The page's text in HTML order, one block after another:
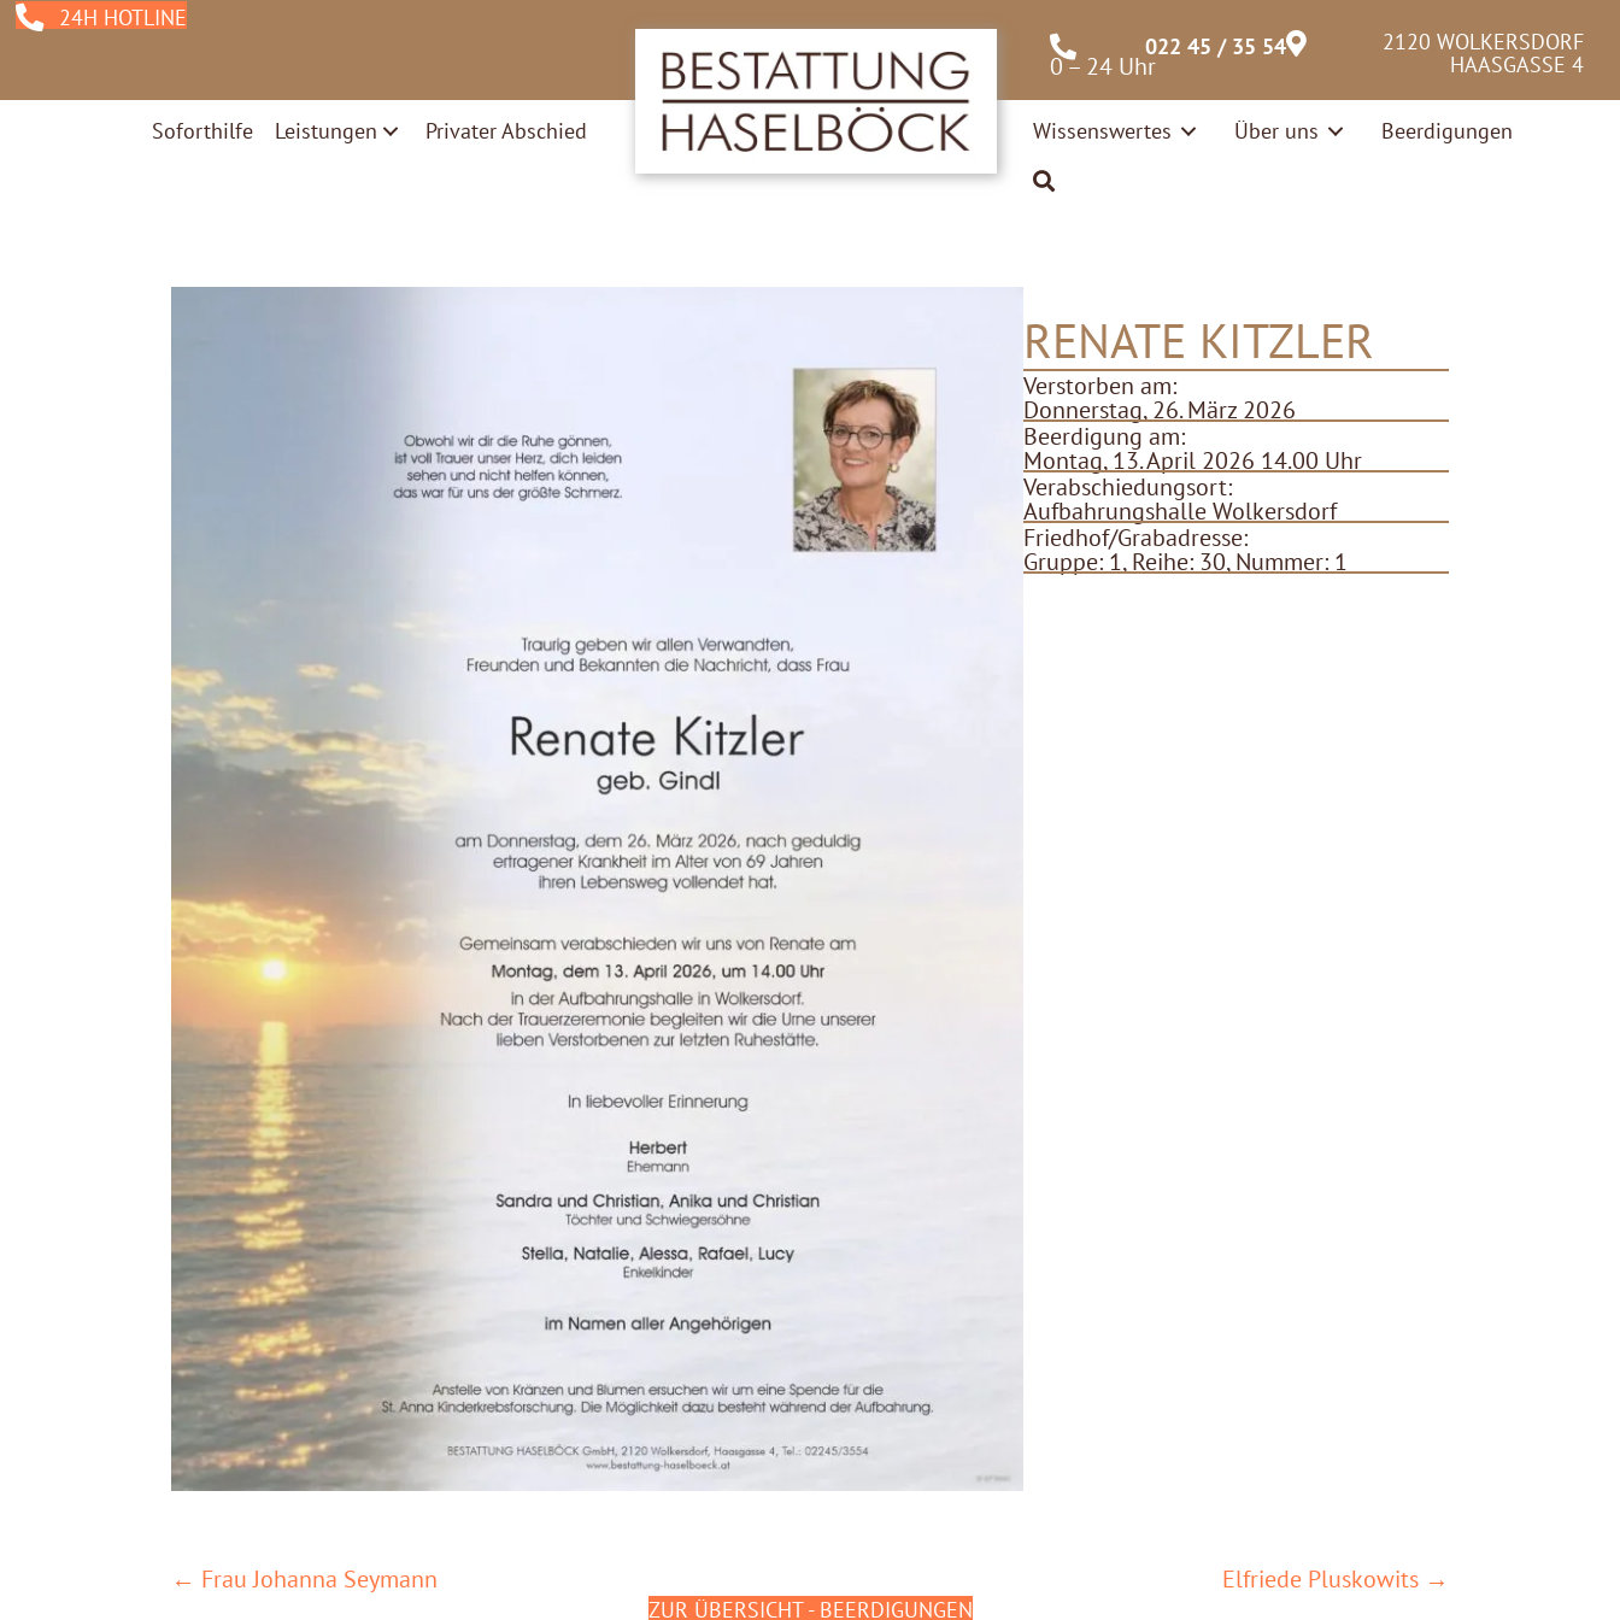
022 45 / 35 54
0 – 24 Uhr
2120 WOLKERSDORF
HAASGASSE 4
Soforthilfe Leistungen Privater Abschied Wissenswertes Über uns Beerdigungen
24H HOTLINE
RENATE KITZLER
Verstorben am:
Donnerstag, 26. März 2026
Beerdigung am:
Montag, 13. April 2026 14.00 Uhr
Verabschiedungsort:
Aufbahrungshalle Wolkersdorf
Friedhof/Grabadresse:
Gruppe: 1, Reihe: 30, Nummer: 1
POSTS
← Frau Johanna Seymann Elfriede Pluskowits →
ZUR ÜBERSICHT - BEERDIGUNGEN